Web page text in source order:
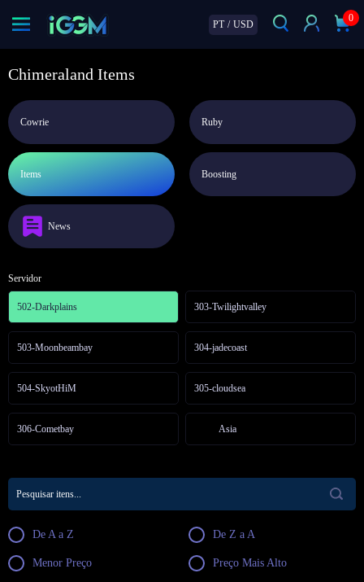
PT / USD
0
Chimeraland Items
Cowrie Ruby
Items Boosting
News
Servidor
502-Darkplains 303-Twilightvalley
503-Moonbeambay 304-jadecoast
504-SkyotHiM 305-cloudsea
306-Cometbay Asia
De A a Z De Z a A
Menor Preço Preço Mais Alto